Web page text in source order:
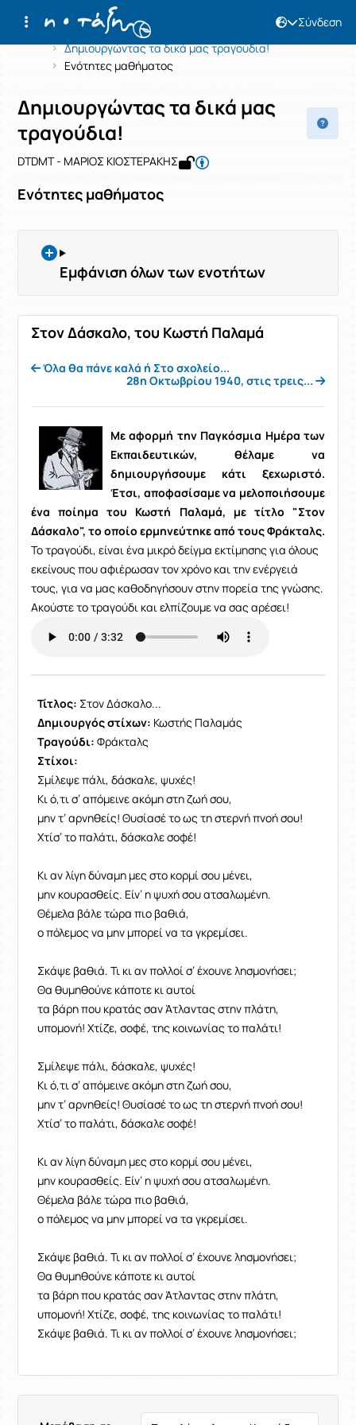
Σύνδεση
Αρχική Σελίδα
Δημιουργώντας τα δικά μας τραγούδια!
Ενότητες μαθήματος
Μάθημα : Δημιουργώντας τα δικά
Κωδικός : 1727010309
Δημιουργώντας τα δικά μας
τραγούδια!
DTDMT - ΜΑΡΙΟΣ ΚΙΟΣΤΕΡΑΚΗΣ
Ενότητες μαθήματος
Εμφάνιση όλων των ενοτήτων
Στον Δάσκαλο, του Κωστή Παλαμά
Όλα θα πάνε καλά ή Στο σχολείο...
28η Οκτωβρίου 1940, στις τρεις...
Με αφορμή την Παγκόσμια Ημέρα των
Εκπαιδευτικών, θέλαμε να
δημιουργήσουμε κάτι ξεχωριστό.
Έτσι, αποφασίσαμε να μελοποιήσουμε
ένα ποίημα του Κωστή Παλαμά, με τίτλο "Στον
Δάσκαλο", το οποίο ερμηνεύτηκε από τους Φράκταλς.
Το τραγούδι, είναι ένα μικρό δείγμα εκτίμησης για όλους
εκείνους που αφιέρωσαν τον χρόνο και την ενέργειά
τους, για να μας καθοδηγήσουν στην πορεία της γνώσης.
Ακούστε το τραγούδι και ελπίζουμε να σας αρέσει!
Τίτλος: Στον Δάσκαλο...
Δημιουργός στίχων: Κωστής Παλαμάς
Τραγούδι: Φράκταλς
Στίχοι:
Σμίλεψε πάλι, δάσκαλε, ψυχές!
Κι ό,τι σ’ απόμεινε ακόμη στη ζωή σου,
μην τ’ αρνηθείς! Θυσίασέ το ως τη στερνή πνοή σου!
Χτίσ’ το παλάτι, δάσκαλε σοφέ!
Κι αν λίγη δύναμη μες στο κορμί σου μένει,
μην κουρασθείς. Είν’ η ψυχή σου ατσαλωμένη.
Θέμελα βάλε τώρα πιο βαθιά,
ο πόλεμος να μην μπορεί να τα γκρεμίσει.
Σκάψε βαθιά. Τι κι αν πολλοί σ’ έχουνε λησμονήσει;
Θα θυμηθούνε κάποτε κι αυτοί
τα βάρη που κρατάς σαν Άτλαντας στην πλάτη,
υπομονή! Χτίζε, σοφέ, της κοινωνίας το παλάτι!
Σμίλεψε πάλι, δάσκαλε, ψυχές!
Κι ό,τι σ’ απόμεινε ακόμη στη ζωή σου,
μην τ’ αρνηθείς! Θυσίασέ το ως τη στερνή πνοή σου!
Χτίσ’ το παλάτι, δάσκαλε σοφέ!
Κι αν λίγη δύναμη μες στο κορμί σου μένει,
μην κουρασθείς. Είν’ η ψυχή σου ατσαλωμένη.
Θέμελα βάλε τώρα πιο βαθιά,
ο πόλεμος να μην μπορεί να τα γκρεμίσει.
Σκάψε βαθιά. Τι κι αν πολλοί σ’ έχουνε λησμονήσει;
Θα θυμηθούνε κάποτε κι αυτοί
τα βάρη που κρατάς σαν Άτλαντας στην πλάτη,
υπομονή! Χτίζε, σοφέ, της κοινωνίας το παλάτι!
Σκάψε βαθιά. Τι κι αν πολλοί σ’ έχουνε λησμονήσει;